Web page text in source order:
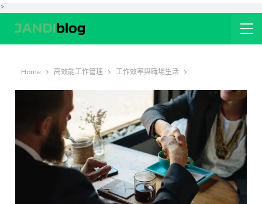
>
Home 高效能工作管理 工作效率與職場生活